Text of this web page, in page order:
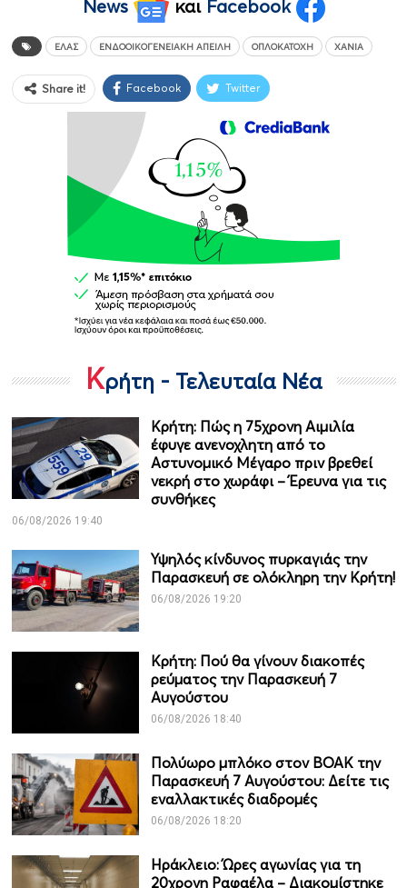
News
και Facebook
ΕΛΑΣ ΕΝΔΟΟΙΚΟΓΕΝΕΙΑΚΉ ΑΠΕΙΛΉ ΟΠΛΟΚΑΤΟΧΉ ΧΑΝΙΆ
Share it! Facebook Twitter
Κρήτη - Τελευταία Νέα
Κρήτη: Πώς η 75χρονη Αιμιλία
έφυγε ανενοχλητη από το
Αστυνομικό Μέγαρο πριν βρεθεί
νεκρή στο χωράφι – Έρευνα για τις
συνθήκες
06/08/2026 19:40
Υψηλός κίνδυνος πυρκαγιάς την
Παρασκευή σε ολόκληρη την Κρήτη!
06/08/2026 19:20
Κρήτη: Πού θα γίνουν διακοπές
ρεύματος την Παρασκευή 7
Αυγούστου
06/08/2026 18:40
Πολύωρο μπλόκο στον ΒΟΑΚ την
Παρασκευή 7 Αυγούστου: Δείτε τις
εναλλακτικές διαδρομές
06/08/2026 18:20
Ηράκλειο: Ώρες αγωνίας για τη
20χρονη Ραφαέλα – Διακομίστηκε